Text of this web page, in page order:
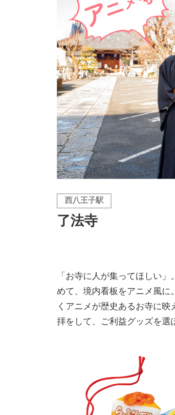
西八王子駅
了法寺
「お寺に人が集ってほしい
めて、境内看板をアニメ風に
くアニメが歴史あるお寺に
拝をして、ご利益グッズを選